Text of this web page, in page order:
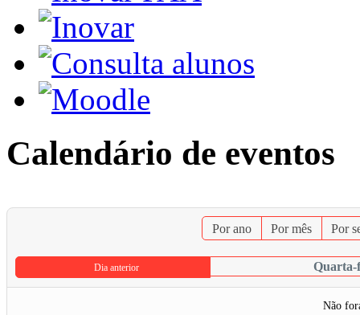
Calendário de eventos
Por ano Por mês Por
Dia anterior Quarta-
Não